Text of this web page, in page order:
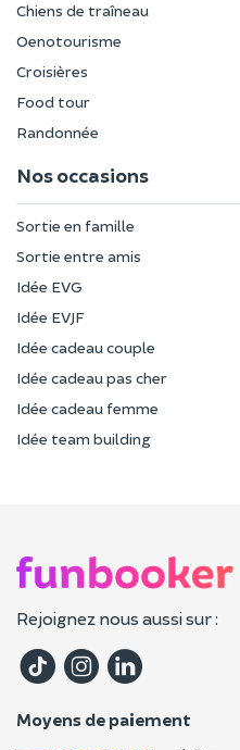
Chiens de traîneau
Oenotourisme
Croisières
Food tour
Randonnée
Nos occasions
Sortie en famille
Sortie entre amis
Idée EVG
Idée EVJF
Idée cadeau couple
Idée cadeau pas cher
Idée cadeau femme
Idée team building
Rejoignez nous aussi sur :
Moyens de paiement